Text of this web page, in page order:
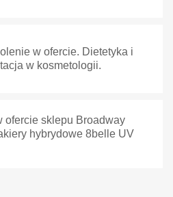
w ofercie. Dietetyka i
w kosmetologii.
ofercie sklepu Broadway
hybrydowe 8belle UV